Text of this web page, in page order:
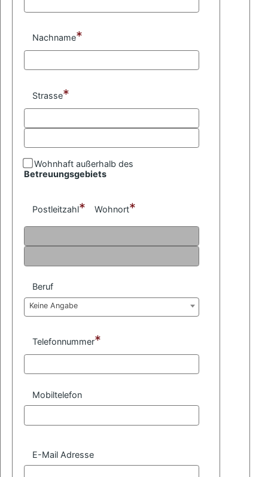
Nachname*
Strasse*
Wohnhaft außerhalb des
Betreuungsgebiets
Postleitzahl* Wohnort*
Beruf
Keine Angabe
Telefonnummer*
Mobiltelefon
E-Mail Adresse